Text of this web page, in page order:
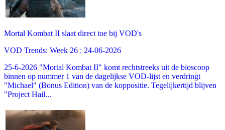
Mortal Kombat II slaat direct toe bij VOD's
VOD Trends: Week 26 : 24-06-2026
25-6-2026 "Mortal Kombat II" komt rechtstreeks uit de bioscoop
binnen op nummer 1 van de dagelijkse VOD-lijst en verdringt
"Michael" (Bonus Edition) van de koppositie. Tegelijkertijd blijven
"Project Hail...